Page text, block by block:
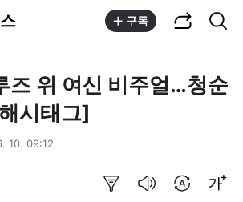
구독
즈 위 여신 비주얼…청순
시태그]
10. 09:12